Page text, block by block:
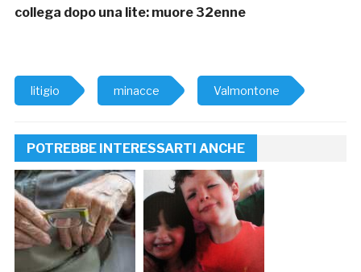
collega dopo una lite: muore 32enne
litigio minacce Valmontone
POTREBBE INTERESSARTI ANCHE